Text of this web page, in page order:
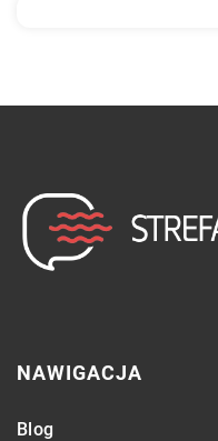
NAWIGACJA
Blog